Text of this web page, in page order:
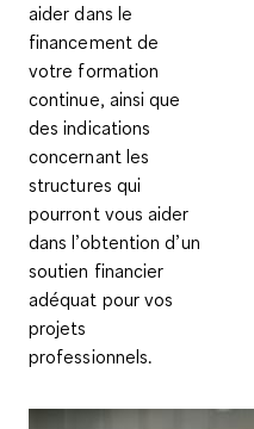
aider dans le
financement de
votre formation
continue, ainsi que
des indications
concernant les
structures qui
pourront vous aider
dans l’obtention d’un
soutien financier
adéquat pour vos
projets
professionnels.